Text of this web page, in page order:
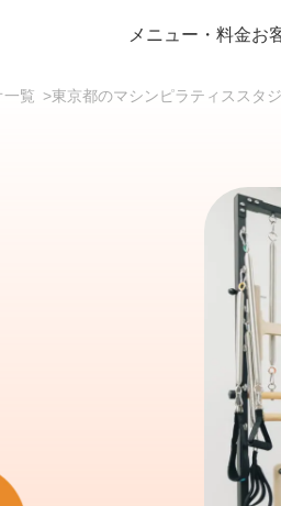
メニュー・料金お
一覧 >東京都のマシンピラティススタ